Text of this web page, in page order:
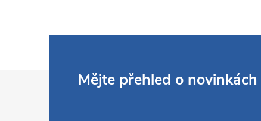
Mějte přehled o novinkách